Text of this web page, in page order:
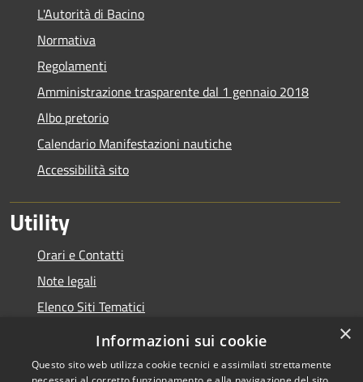
L'Autorità di Bacino
Normativa
Regolamenti
Amministrazione trasparente dal 1 gennaio 2018
Albo pretorio
Calendario Manifestazioni nautiche
Accessibilità sito
Utility
Orari e Contatti
Note legali
Elenco Siti Tematici
×
Informazioni sui cookie
Questo sito web utilizza cookie tecnici e assimilati strettamente